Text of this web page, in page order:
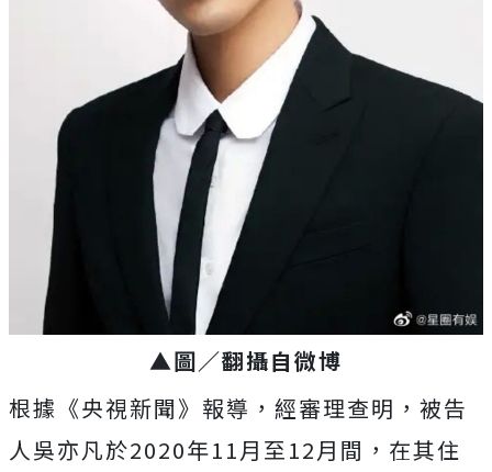
▲圖／翻攝自微博
根據《央視新聞》報導，經審理查明，被告
人吳亦凡於2020年11月至12月間，在其住